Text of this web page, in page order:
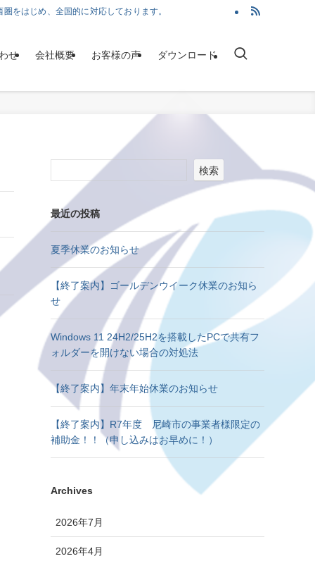
をはじめ、全国的に対応しております。
せ 会社概要 お客様の声 ダウンロード
検索
最近の投稿
夏季休業のお知らせ
【終了案内】ゴールデンウイーク休業のお知ら
せ
Windows 11 24H2/25H2を搭載したPCで共有フ
ォルダーを開けない場合の対処法
【終了案内】年末年始休業のお知らせ
【終了案内】R7年度 尼崎市の事業者様限定の
補助金！！（申し込みはお早めに！）
Archives
2026年7月
2026年4月